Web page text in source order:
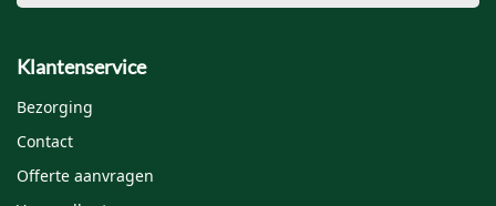
Naam*
Klantenservice
Bezorging
Contact
Offerte aanvragen